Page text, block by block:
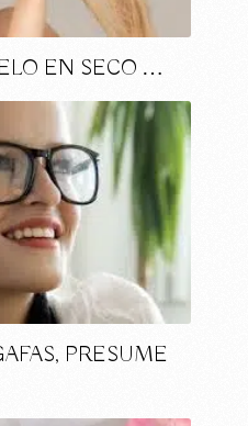
EN SECO …
PRESUME